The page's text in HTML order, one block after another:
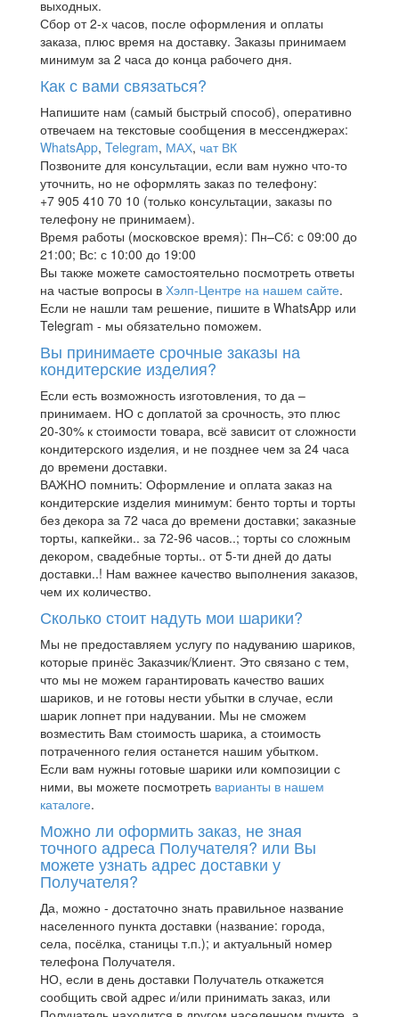
выходных.
Сбор от 2-х часов, после оформления и оплаты
заказа, плюс время на доставку. Заказы принимаем
минимум за 2 часа до конца рабочего дня.
Как с вами связаться?
Напишите нам (самый быстрый способ), оперативно
отвечаем на текстовые сообщения в мессенджерах:
WhatsApp, Telegram, МАХ, чат ВК
Позвоните для консультации, если вам нужно что-то
уточнить, но не оформлять заказ по телефону:
+7 905 410 70 10 (только консультации, заказы по
телефону не принимаем).
Время работы (московское время): Пн–Сб: с 09:00 до
21:00; Вс: с 10:00 до 19:00
Вы также можете самостоятельно посмотреть ответы
на частые вопросы в Хэлп-Центре на нашем сайте.
Если не нашли там решение, пишите в WhatsApp или
Telegram - мы обязательно поможем.
Вы принимаете срочные заказы на
кондитерские изделия?
Если есть возможность изготовления, то да –
принимаем. НО с доплатой за срочность, это плюс
20-30% к стоимости товара, всё зависит от сложности
кондитерского изделия, и не позднее чем за 24 часа
до времени доставки.
ВАЖНО помнить: Оформление и оплата заказ на
кондитерские изделия минимум: бенто торты и торты
без декора за 72 часа до времени доставки; заказные
торты, капкейки.. за 72-96 часов..; торты со сложным
декором, свадебные торты.. от 5-ти дней до даты
доставки..! Нам важнее качество выполнения заказов,
чем их количество.
Сколько стоит надуть мои шарики?
Мы не предоставляем услугу по надуванию шариков,
которые принёс Заказчик/Клиент. Это связано с тем,
что мы не можем гарантировать качество ваших
шариков, и не готовы нести убытки в случае, если
шарик лопнет при надувании. Мы не сможем
возместить Вам стоимость шарика, а стоимость
потраченного гелия останется нашим убытком.
Если вам нужны готовые шарики или композиции с
ними, вы можете посмотреть варианты в нашем
каталоге.
Можно ли оформить заказ, не зная
точного адреса Получателя? или Вы
можете узнать адрес доставки у
Получателя?
Да, можно - достаточно знать правильное название
населенного пункта доставки (название: города,
села, посёлка, станицы т.п.); и актуальный номер
телефона Получателя.
НО, если в день доставки Получатель откажется
сообщить свой адрес и/или принимать заказ, или